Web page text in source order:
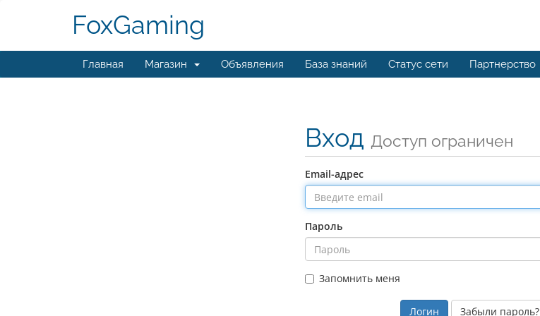
FoxGaming
Главная Магазин Объявления База знаний Статус сети Партнерство
Вход Доступ ограничен
Email-адрес
Пароль
Запомнить меня
Забыли пароль?